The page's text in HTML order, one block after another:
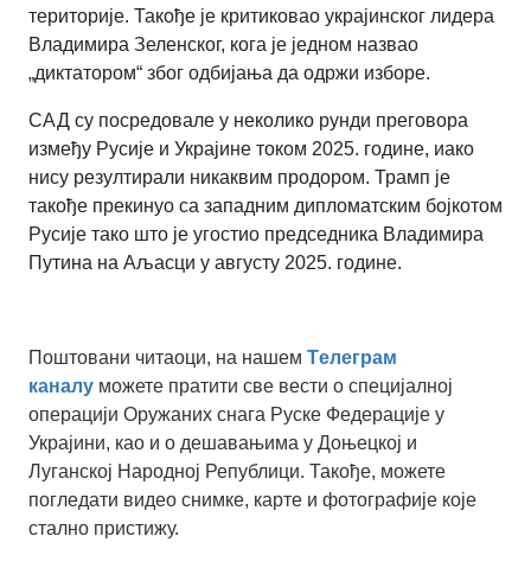
територије. Такође је критиковао украјинског лидера
Владимира Зеленског, кога је једном назвао
„диктатором“ због одбијања да одржи изборе.
САД су посредовале у неколико рунди преговора
између Русије и Украјине током 2025. године, иако
нису резултирали никаквим продором. Трамп је
такође прекинуо са западним дипломатским бојкотом
Русије тако што је угостио председника Владимира
Путина на Аљасци у августу 2025. године.
Поштовани читаоци, на нашем Tелеграм
каналу можете пратити све вести о специјалној
операцији Оружаних снага Руске Федерације у
Украјини, као и о дешавањима у Доњецкој и
Луганској Народној Републици. Такође, можете
погледати видео снимке, карте и фотографије које
стално пристижу.